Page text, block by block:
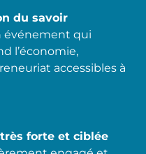
du savoir
événement qui
l’économie,
accessibles à
forte et ciblée